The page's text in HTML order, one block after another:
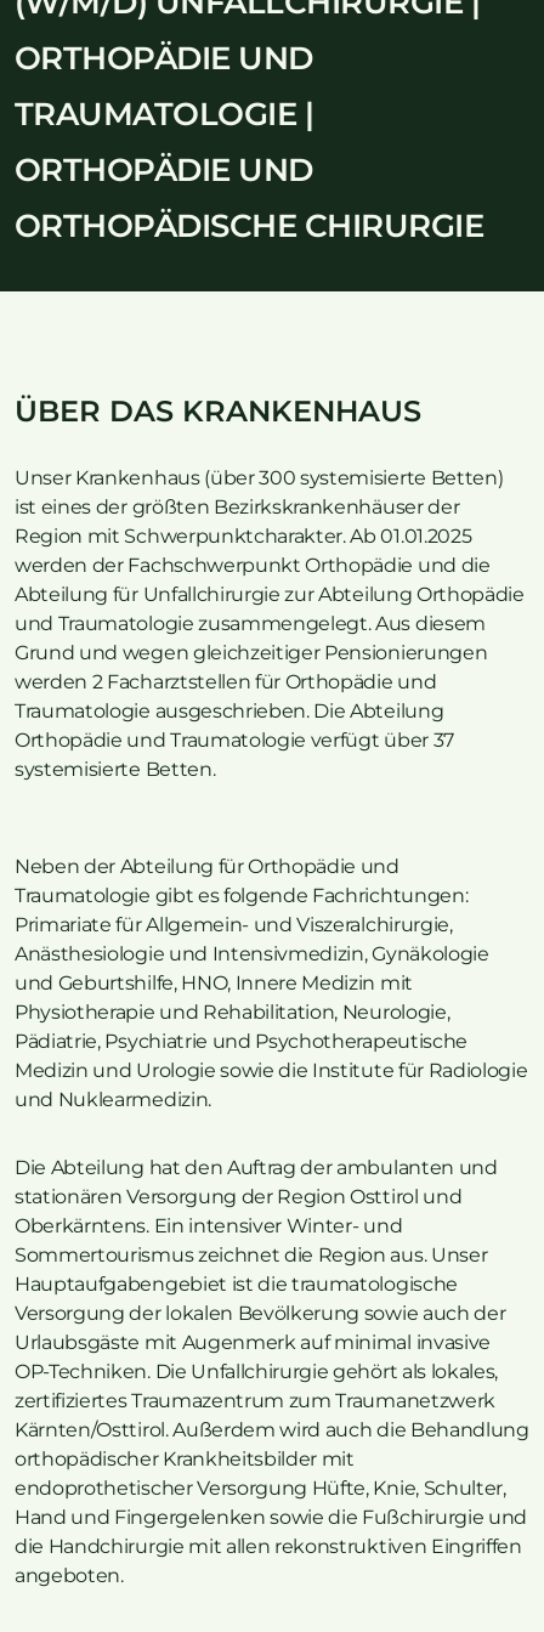
ORTHOPÄDIE UND
TRAUMATOLOGIE |
ORTHOPÄDIE UND
ORTHOPÄDISCHE CHIRURGIE
ÜBER DAS KRANKENHAUS
Unser Krankenhaus (über 300 systemisierte Betten)
ist eines der größten Bezirkskrankenhäuser der
Region mit Schwerpunktcharakter. Ab 01.01.2025
werden der Fachschwerpunkt Orthopädie und die
Abteilung für Unfallchirurgie zur Abteilung Orthopädie
und Traumatologie zusammengelegt. Aus diesem
Grund und wegen gleichzeitiger Pensionierungen
werden 2 Facharztstellen für Orthopädie und
Traumatologie ausgeschrieben. Die Abteilung
Orthopädie und Traumatologie verfügt über 37
systemisierte Betten.
Neben der Abteilung für Orthopädie und
Traumatologie gibt es folgende Fachrichtungen:
Primariate für Allgemein- und Viszeralchirurgie,
Anästhesiologie und Intensivmedizin, Gynäkologie
und Geburtshilfe, HNO, Innere Medizin mit
Physiotherapie und Rehabilitation, Neurologie,
Pädiatrie, Psychiatrie und Psychotherapeutische
Medizin und Urologie sowie die Institute für Radiologie
und Nuklearmedizin.
Die Abteilung hat den Auftrag der ambulanten und
stationären Versorgung der Region Osttirol und
Oberkärntens. Ein intensiver Winter- und
Sommertourismus zeichnet die Region aus. Unser
Hauptaufgabengebiet ist die traumatologische
Versorgung der lokalen Bevölkerung sowie auch der
Urlaubsgäste mit Augenmerk auf minimal invasive
OP-Techniken. Die Unfallchirurgie gehört als lokales,
zertifiziertes Traumazentrum zum Traumanetzwerk
Kärnten/Osttirol. Außerdem wird auch die Behandlung
orthopädischer Krankheitsbilder mit
endoprothetischer Versorgung Hüfte, Knie, Schulter,
Hand und Fingergelenken sowie die Fußchirurgie und
die Handchirurgie mit allen rekonstruktiven Eingriffen
angeboten.